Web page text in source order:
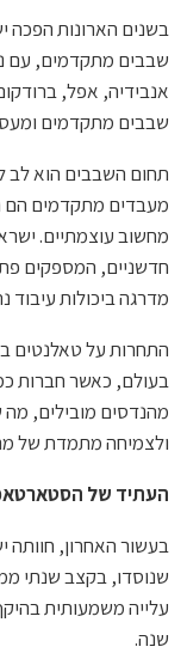
בשנים הארונות הפכה
שבבים מתקדמים, עם
אנבידיה, אפל,
שבבים מתקדמים
תחום השבבים הוא לב
מעבדים מתקדמים הם
חדשניים, המספקים
מדרגה ביכולות עיבוד
התחרות על טאלנטים
בעולם, כאשר חברות
מהנדסים מובילים,
ולצמיחה מתמדת של
העתיד של
בעשור האחרון,
שנה.